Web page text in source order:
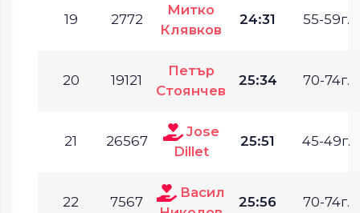
19 2772
Митко
Клявков
24:31 55-59г.
20 19121
Петър
Стоянчев
25:34 70-74г.
21 26567
Jose
Dillet
25:51 45-49г.
22 7567
Васил
25:56 70-74г.